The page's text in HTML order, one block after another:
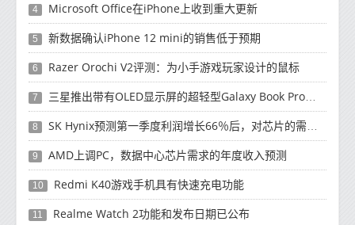
4 Microsoft Office在iPhone上收到重大更新
5 新数据确认iPhone 12 mini的销售低于预期
6 Razer Orochi V2评测：为小手游戏玩家设计的鼠标
7 三星推出带有OLED显示屏的超轻型Galaxy Book Pro和Galaxy Book Pro 360笔记本电脑
8 SK Hynix预测第一季度利润增长66％后，对芯片的需求将增强
9 AMD上调PC，数据中心芯片需求的年度收入预测
10 Redmi K40游戏手机具有快速充电功能
11 Realme Watch 2功能和发布日期已公布